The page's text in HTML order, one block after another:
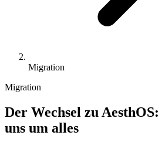
Migration
Migration
Der Wechsel zu AesthOS:
uns um alles